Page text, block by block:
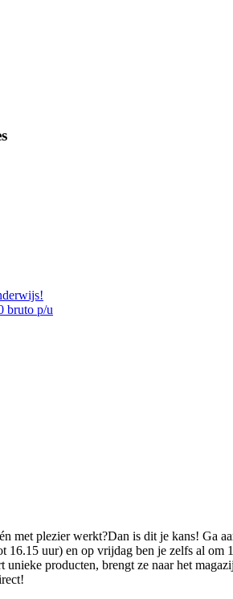
bruto p/u
met plezier werkt?Dan is dit je kans! Ga
uur) en op vrijdag ben je zelfs al
producten, brengt ze naar het